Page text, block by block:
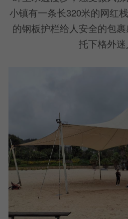
小镇有一条长320米的网红
的钢板护栏给人安全的包
托下格外迷